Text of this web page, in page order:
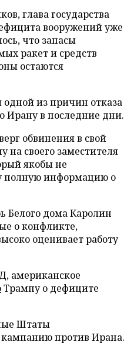
глава государства
вооружений уже
что запасы
ракет и средств
остаются
одной из причин отказа
Ирану в последние дни.
обвинения в свой
на своего заместителя
якобы не
полную информацию о
Белого дома Каролин
о конфликте,
оценивает работу
американское
Трампу о дефиците
Штаты
против Ирана.